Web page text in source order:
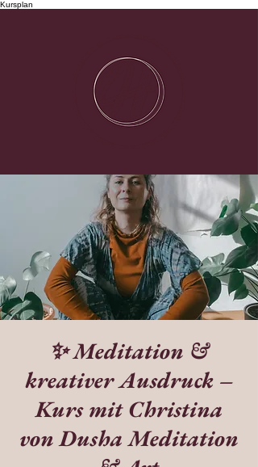
Kursplan
✨ Meditation &
kreativer Ausdruck –
Kurs mit Christina
von Dusha Meditation